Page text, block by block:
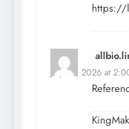
https://
July 10, 2026 at